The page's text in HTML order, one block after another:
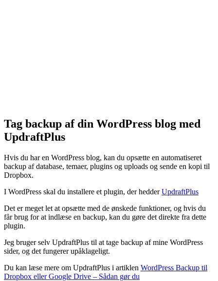
Tag backup af din WordPress blog med
UpdraftPlus
Hvis du har en WordPress blog, kan du opsætte en automatiseret
backup af database, temaer, plugins og uploads og sende en kopi til
Dropbox.
I WordPress skal du installere et plugin, der hedderUpdraftPlus
Det er meget let at opsætte med de ønskede funktioner, og hvis du
får brug for at indlæse en backup, kan du gøre det direkte fra dette
plugin.
Jeg bruger selv UpdraftPlus til at tage backup af mine WordPress
sider, og det fungerer upåklageligt.
Du kan læse mere om UpdraftPlus i artiklen WordPress Backup til
Dropbox eller Google Drive – Sådan gør du